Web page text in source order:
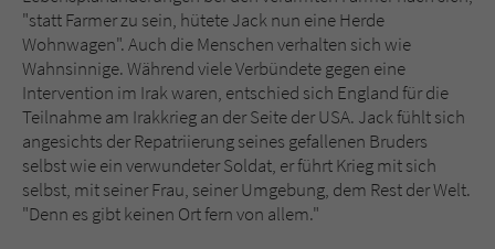
"statt Farmer zu sein, hütete Jack nun eine Herde
Wohnwagen". Auch die Menschen verhalten sich wie
Wahnsinnige. Während viele Verbündete gegen eine
Intervention im Irak waren, entschied sich England für die
Teilnahme am Irakkrieg an der Seite der USA. Jack fühlt sich
angesichts der Repatriierung seines gefallenen Bruders
selbst wie ein verwundeter Soldat, er führt Krieg mit sich
selbst, mit seiner Frau, seiner Umgebung, dem Rest der Welt.
"Denn es gibt keinen Ort fern von allem."